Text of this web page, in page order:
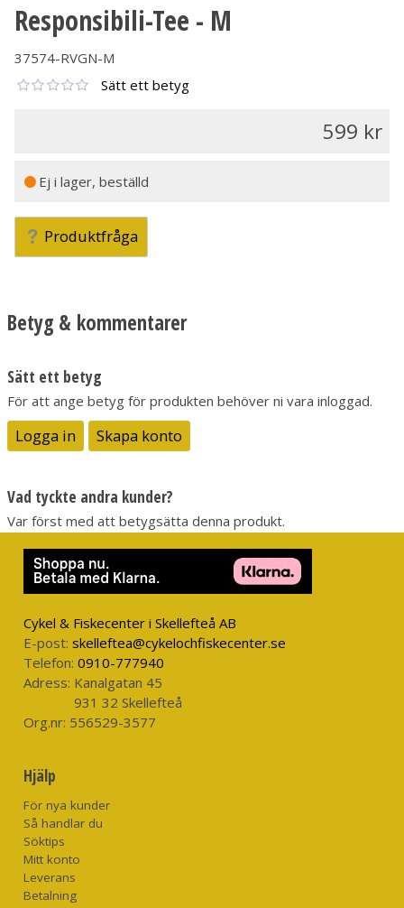
Responsibili-Tee - M
37574-RVGN-M
Sätt ett betyg
599
Ej i lager, beställd
Produktfråga
Betyg & kommentarer
Sätt ett betyg
För att ange betyg för produkten behöver ni vara inloggad.
Logga in Skapa konto
Vad tyckte andra kunder?
Var först med att betygsätta denna produkt.
Cykel & Fiskecenter i Skellefteå AB
E-post: skelleftea@cykelochfiskecenter.se
Telefon: 0910-777940
Adress: Kanalgatan 45
931 32 Skellefteå
Org.nr: 556529-3577
Hjälp
För nya kunder
Så handlar du
Söktips
Mitt konto
Leverans
Betalning